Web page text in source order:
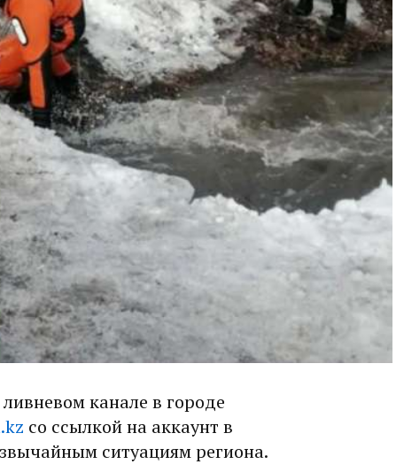
канале в городе
со ссылкой на аккаунт в
ситуациям региона.